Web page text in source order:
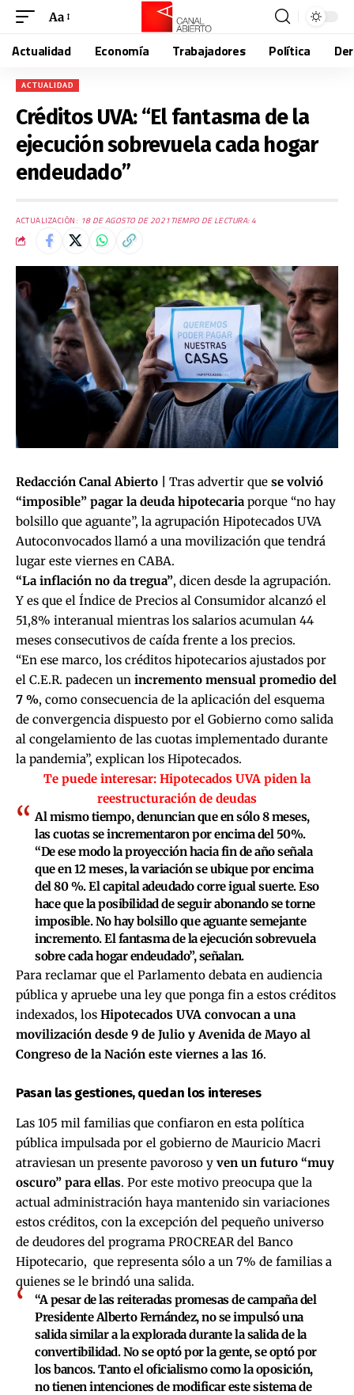
Aa
Actualidad Economía Trabajadores Política
ACTUALIDAD
Créditos UVA: “El fantasma de la
ejecución sobrevuela cada hogar
endeudado”
ACTUALIZACIÓN: 18 DE AGOSTO DE 2021TIEMPO DE LECTURA: 4
Redacción Canal Abierto | Tras advertir que se volvió
“imposible” pagar la deuda hipotecaria porque “no hay
bolsillo que aguante”, la agrupación Hipotecados UVA
Autoconvocados llamó a una movilización que tendrá
lugar este viernes en CABA.
“La inflación no da tregua”, dicen desde la agrupación.
Y es que el Índice de Precios al Consumidor alcanzó el
51,8% interanual mientras los salarios acumulan 44
meses consecutivos de caída frente a los precios.
“En ese marco, los créditos hipotecarios ajustados por
el C.E.R. padecen un incremento mensual promedio del
7 %, como consecuencia de la aplicación del esquema
de convergencia dispuesto por el Gobierno como salida
al congelamiento de las cuotas implementado durante
la pandemia”, explican los Hipotecados.
Te puede interesar: Hipotecados UVA piden la
reestructuración de deudas
Al mismo tiempo, denuncian que en sólo 8 meses,
las cuotas se incrementaron por encima del 50%.
“De ese modo la proyección hacia fin de año señala
que en 12 meses, la variación se ubique por encima
del 80 %. El capital adeudado corre igual suerte. Eso
hace que la posibilidad de seguir abonando se torne
imposible. No hay bolsillo que aguante semejante
incremento. El fantasma de la ejecución sobrevuela
sobre cada hogar endeudado”, señalan.
Para reclamar que el Parlamento debata en audiencia
pública y apruebe una ley que ponga fin a estos créditos
indexados, los Hipotecados UVA convocan a una
movilización desde 9 de Julio y Avenida de Mayo al
Congreso de la Nación este viernes a las 16.
Pasan las gestiones, quedan los intereses
Las 105 mil familias que confiaron en esta política
pública impulsada por el gobierno de Mauricio Macri
atraviesan un presente pavoroso y ven un futuro “muy
oscuro” para ellas. Por este motivo preocupa que la
actual administración haya mantenido sin variaciones
estos créditos, con la excepción del pequeño universo
de deudores del programa PROCREAR del Banco
Hipotecario, que representa sólo a un 7% de familias a
quienes se le brindó una salida.
“A pesar de las reiteradas promesas de campaña del
Presidente Alberto Fernández, no se impulsó una
salida similar a la explorada durante la salida de la
convertibilidad. No se optó por la gente, se optó por
los bancos. Tanto el oficialismo como la oposición,
no tienen intenciones de modificar este sistema de